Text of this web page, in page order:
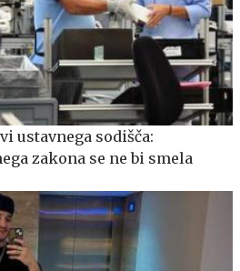
ustavnega sodišča:
zakona se ne bi smela